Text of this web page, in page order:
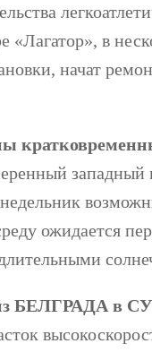
«Лагатор», в
начат
ожидается
из БЕЛГРАДА в